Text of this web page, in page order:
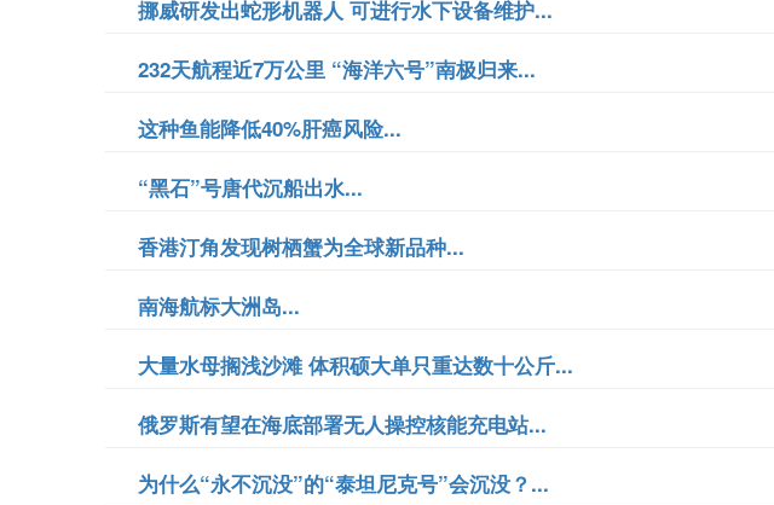
挪威研发出蛇形机器人 可进行水下设备维护...
232天航程近7万公里 “海洋六号”南极归来...
这种鱼能降低40%肝癌风险...
“黑石”号唐代沉船出水...
香港汀角发现树栖蟹为全球新品种...
南海航标大洲岛...
大量水母搁浅沙滩 体积硕大单只重达数十公斤...
俄罗斯有望在海底部署无人操控核能充电站...
为什么“永不沉没”的“泰坦尼克号”会沉没？...